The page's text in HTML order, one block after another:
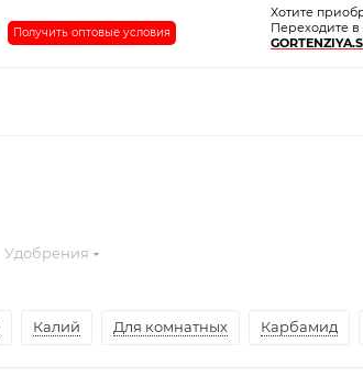
Получить оптовые условия
Хотите
Переходите
Удобрения
Калий Для комнатных Карбамид